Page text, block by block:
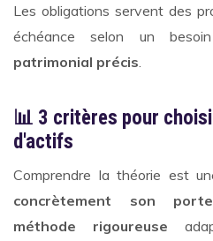
Les obligations servent des
échéance selon un
patrimonial précis
📊 3 critères pour
d'actifs
Comprendre la théorie est
concrètement son
méthode rigoureuse